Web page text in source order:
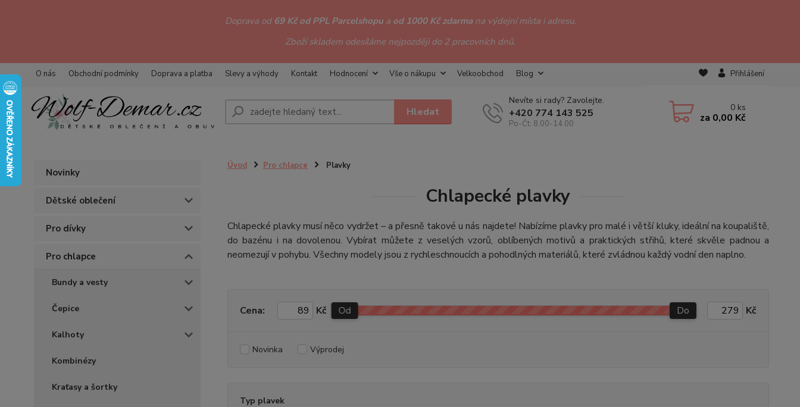
Doprava od 69 Kč od PPL Parcelshopua od 1000 Kč zdarma na výdejní místa i adresu.
Zboží skladem odesíláme nejpozději do 2 pracovních dnů.
O nás Obchodní podmínky Doprava a platba Slevy a výhody Kontakt Hodnocení Vše o nákupu Velkoobchod Blog Přihlášení
Hledat
Nevíte si rady? Zavolejte.
+420 774 143 525
Po-Čt: 8.00-14.00
0 ks
za 0,00 Kč
Novinky
Dětské oblečení
Pro dívky
Pro chlapce
Bundy a vesty
Čepice
Kalhoty
Kombinézy
Kraťasy a šortky
Úvod Pro chlapce Plavky
Chlapecké plavky
Chlapecké plavky musí něco vydržet – a přesně takové u nás najdete! Nabízíme plavky pro malé i větší kluky, ideální na koupaliště,
do bazénu i na dovolenou. Vybírat můžete z veselých vzorů, oblíbených motivů a praktických střihů, které skvěle padnou a
neomezují v pohybu. Všechny modely jsou z rychleschnoucích a pohodlných materiálů, které zvládnou každý vodní den naplno.
Cena: Kč Od Do Kč
Novinka Výprodej
Typ plavek